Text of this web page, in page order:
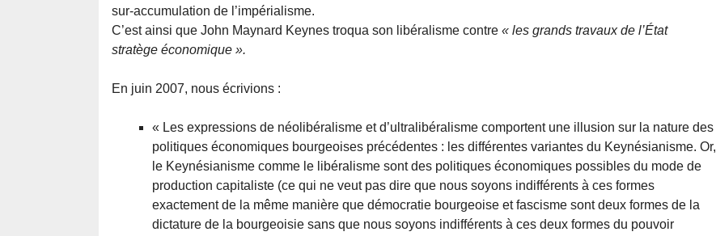
sur-accumulation de l’impérialisme.
C’est ainsi que John Maynard Keynes troqua son libéralisme contre « les grands travaux de l’État
stratège économique ».
En juin 2007, nous écrivions :
« Les expressions de néolibéralisme et d’ultralibéralisme comportent une illusion sur la nature des
politiques économiques bourgeoises précédentes : les différentes variantes du Keynésianisme. Or,
le Keynésianisme comme le libéralisme sont des politiques économiques possibles du mode de
production capitaliste (ce qui ne veut pas dire que nous soyons indifférents à ces formes
exactement de la même manière que démocratie bourgeoise et fascisme sont deux formes de la
dictature de la bourgeoisie sans que nous soyons indifférents à ces deux formes du pouvoir